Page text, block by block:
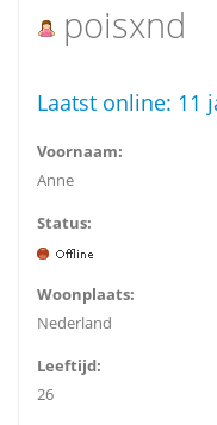
poisxnd
Laatst online: 11
Voornaam:
Anne
Status:
Woonplaats:
Nederland
Leeftijd:
26